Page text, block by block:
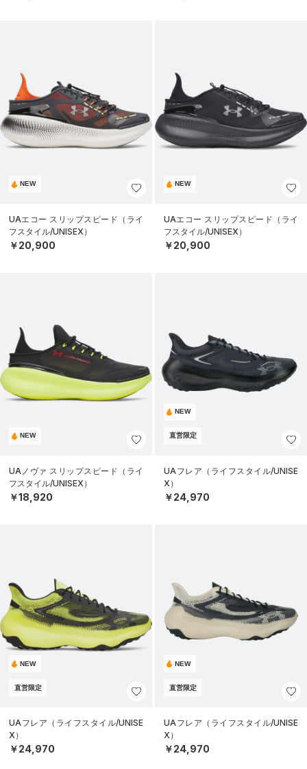
NEW
UAエコー スリップスピード（ライ
フスタイル/UNISEX）
￥20,900
NEW
UAエコー スリップスピード（ライ
フスタイル/UNISEX）
￥20,900
NEW
UAノヴァ スリップスピード（ライ
フスタイル/UNISEX）
￥18,920
NEW
直営限定
UAフレア（ライフスタイル/UNISE
X）
￥24,970
NEW
直営限定
UAフレア（ライフスタイル/UNISE
X）
￥24,970
NEW
直営限定
UAフレア（ライフスタイル/UNISE
X）
￥24,970